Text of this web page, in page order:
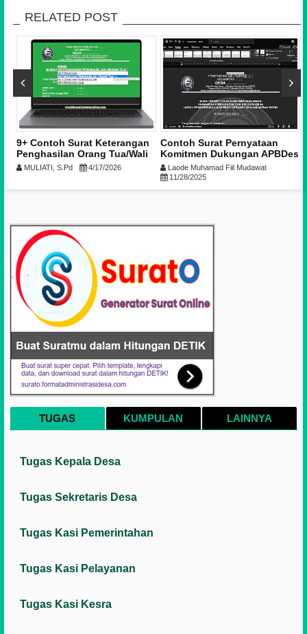
RELATED POST
9+ Contoh Surat Keterangan
Penghasilan Orang Tua/Wali
untuk Daftar KIP Kuliah dari
MULIATI, S.Pd 4/17/2026
Contoh Surat Pernyataan
Komitmen Dukungan APBDes
untuk Pembentukan Koperasi
Desa Merah Putih
Laode Muhamad Fiil Mudawat
11/28/2025
TUGAS KUMPULAN LAINNYA
Tugas Kepala Desa
Tugas Sekretaris Desa
Tugas Kasi Pemerintahan
Tugas Kasi Pelayanan
Tugas Kasi Kesra